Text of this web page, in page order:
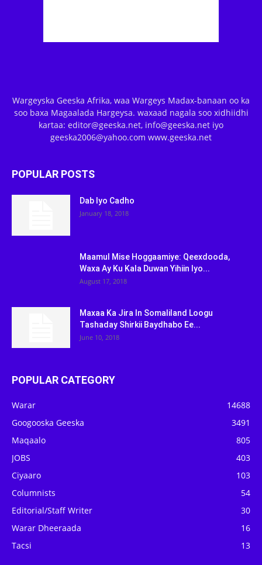
Wargeyska Geeska Afrika, waa Wargeys Madax-banaan oo ka
soo baxa Magaalada Hargeysa. waxaad nagala soo xidhiidhi
kartaa: editor@geeska.net, info@geeska.net iyo
geeska2006@yahoo.com www.geeska.net
POPULAR POSTS
Dab Iyo Cadho
January 18, 2018
Maamul Mise Hoggaamiye: Qeexdooda,
Waxa Ay Ku Kala Duwan Yihiin Iyo...
August 17, 2018
Maxaa Ka Jira In Somaliland Loogu
Tashaday Shirkii Baydhabo Ee...
June 10, 2018
POPULAR CATEGORY
Warar
14688
Googooska Geeska
3491
Maqaalo
805
JOBS
403
Ciyaaro
103
Columnists
54
Editorial/Staff Writer
30
Warar Dheeraada
16
Tacsi
13